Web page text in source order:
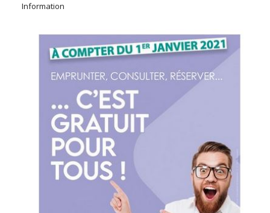
Information